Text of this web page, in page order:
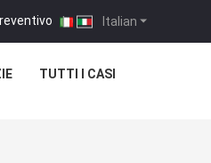
Italian
|
TUTTI I CASI